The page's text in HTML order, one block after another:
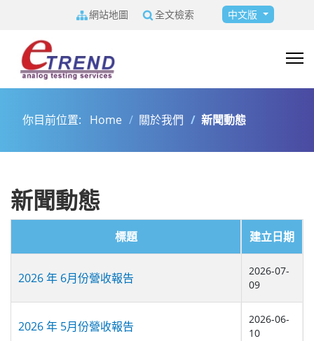
網站地圖 全文檢索 選擇你的語言
中文版
你目前位置: Home 關於我們 新聞動態
新聞動態
標題 建立日期
2026 年 6月份營收報告
2026-07-
09
2026 年 5月份營收報告
2026-06-
10